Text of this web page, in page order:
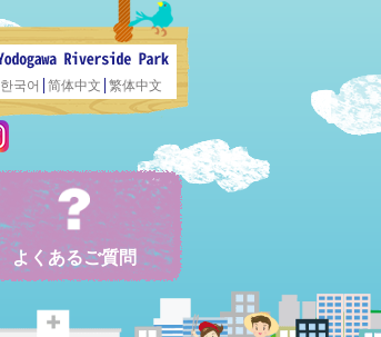
한국어 简体中文 繁体中文
よくあるご質問